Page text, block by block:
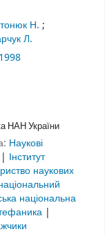
Н. ;
Л.
1998
НАН України
Наукові
| Інститут
наукових
національна
|